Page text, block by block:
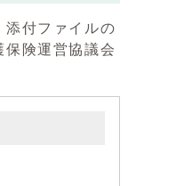
付ファイルの
険運営協議会